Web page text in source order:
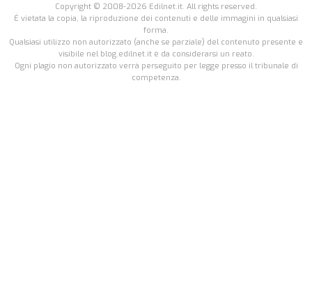
Copyright © 2008-2026 Edilnet.it. All rights reserved.
É vietata la copia, la riproduzione dei contenuti e delle immagini in qualsiasi
forma.
Qualsiasi utilizzo non autorizzato (anche se parziale) del contenuto presente e
visibile nel blog.edilnet.it è da considerarsi un reato.
Ogni plagio non autorizzato verrà perseguito per legge presso il tribunale di
competenza.